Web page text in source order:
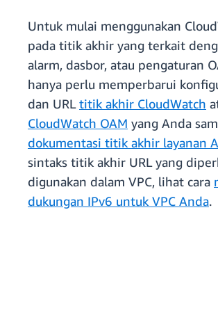
Untuk mulai menggunakan
pada titik akhir yang terkait
alarm, dasbor, atau pengaturan
hanya perlu memperbarui
dan URLtitik akhir CloudWatch
CloudWatch OAM yang Anda
dokumentasi titik akhir layanan
sintaks titik akhir URL yang
digunakan dalam VPC, lihat cara
dukungan IPv6 untuk VPC Anda.